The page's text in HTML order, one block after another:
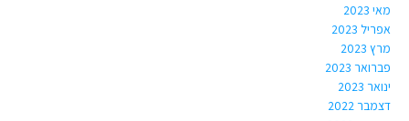
מאי 2023
אפריל 2023
מרץ 2023
פברואר 2023
ינואר 2023
דצמבר 2022